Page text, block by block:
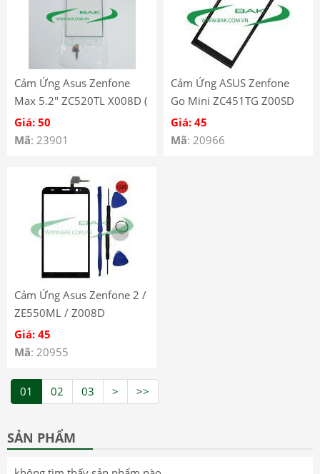
Cảm Ứng Asus Zenfone
Max 5.2″ ZC520TL X008D (
vàng, đen, trắng)
Giá: 50
Mã: 23901
Cảm Ứng ASUS Zenfone
Go Mini ZC451TG Z00SD
Giá: 45
Mã: 20966
Cảm Ứng Asus Zenfone 2 /
ZE550ML / Z008D
Giá: 45
Mã: 20955
01 02 03 > >>
SẢN PHẨM